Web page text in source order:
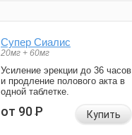
Супер Сиалис
20мг + 60мг
Усиление эрекции до 36 часов
и продление полового акта в
одной таблетке.
от 90Р Купить